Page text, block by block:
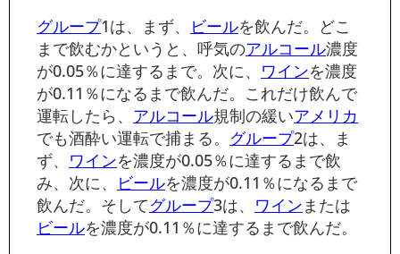
グループ1は、まず、 ビールを飲んだ。どこ
まで飲むかというと、呼気のアルコール濃度
が0.05％に達するまで。次に、 ワインを濃度
が0.11％になるまで飲んだ。これだけ飲んで
運転したら、 アルコール規制の緩いアメリカ
でも酒酔い運転で捕まる。 グループ2は、ま
ず、 ワインを濃度が0.05％に達するまで飲
み、次に、
ビールを濃度が0.11％になるまで
飲んだ。そしてグループ3は、 ワインまたは
ビールを濃度が0.11％に達するまで飲んだ。